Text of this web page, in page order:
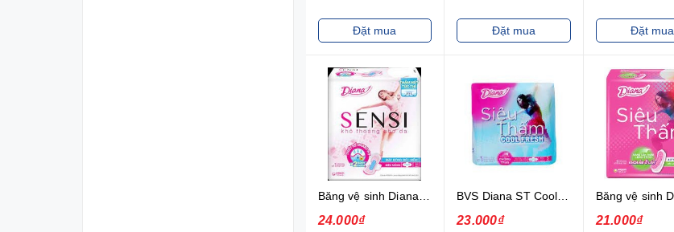
Đặt mua Đặt mua Đặt mua
24.000₫ 23.000₫ 21.000₫